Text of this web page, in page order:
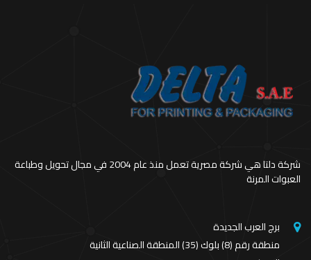
شركة دلتا هي شركة مصرية تعمل منذ عام 2004 في مجال تحويل وطباعة
العبوات المرنة
برج العرب الجديدة
منطقة رقم (8) بلوك (35) المنطقة الصناعية الثانية